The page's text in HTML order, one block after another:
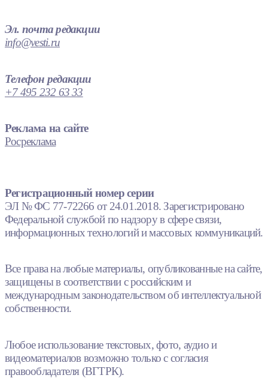
Эл. почта редакции
info@vesti.ru
Телефон редакции
+7 495 232 63 33
Реклама на сайте
Росреклама
Регистрационный номер серии
ЭЛ № ФС 77-72266 от 24.01.2018. Зарегистрировано
Федеральной службой по надзору в сфере связи,
информационных технологий и массовых коммуникаций.
Все права на любые материалы, опубликованные на сайте,
защищены в соответствии с российским и
международным законодательством об интеллектуальной
собственности.
Любое использование текстовых, фото, аудио и
видеоматериалов возможно только с согласия
правообладателя (ВГТРК).